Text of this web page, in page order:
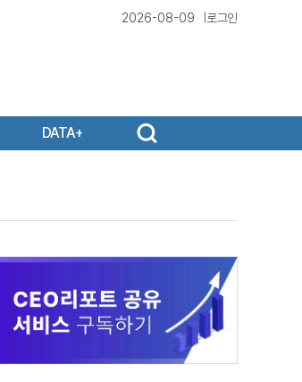
2026-08-09 로그인
DATA+